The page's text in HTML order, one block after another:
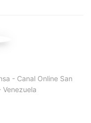
- Canal Online San
Venezuela